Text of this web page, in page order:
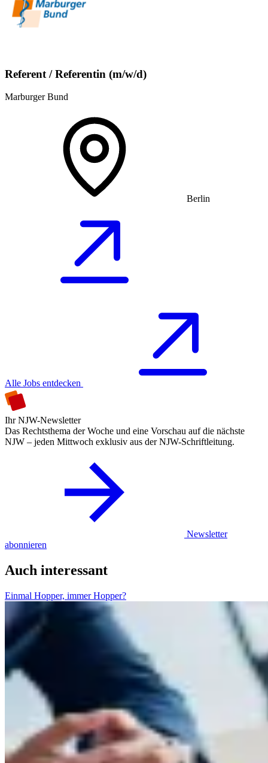
Referent / Referentin (m/w/d)
Marburger Bund
Berlin
Alle Jobs entdecken
Ihr NJW-Newsletter
Das Rechtsthema der Woche und eine Vorschau auf die nächste
NJW – jeden Mittwoch exklusiv aus der NJW-Schriftleitung.
Newsletter
abonnieren
Auch interessant
Einmal Hopper, immer Hopper?